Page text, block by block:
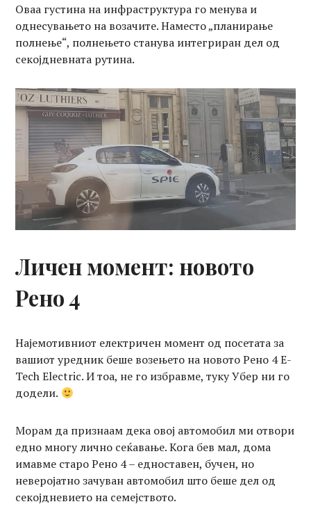
Оваа густина на инфраструктура го менува и
однесувањето на возачите. Наместо „планирање
полнење“, полнењето станува интегриран дел од
секојдневната рутина.
Личен момент: новото
Рено 4
Најемотивниот електричен момент од посетата за
вашиот уредник беше возењето на новото Рено 4 E-
Tech Electric. И тоа, не го избравме, туку Убер ни го
додели.
Морам да признаам дека овој автомобил ми отвори
едно многу лично сеќавање. Кога бев мал, дома
имавме старо Рено 4 – едноставен, бучен, но
неверојатно зачуван автомобил што беше дел од
секојдневието на семејството.